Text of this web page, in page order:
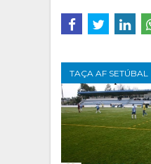
TAÇA AF SETÚBAL